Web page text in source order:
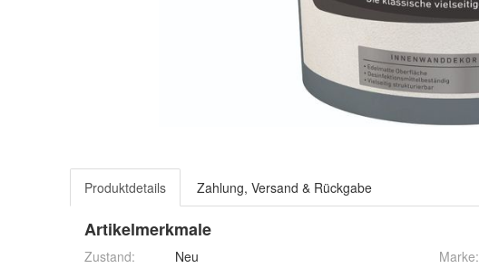
Produktdetails Zahlung, Versand & Rückgabe
Artikelmerkmale
Zustand: Neu Marke: